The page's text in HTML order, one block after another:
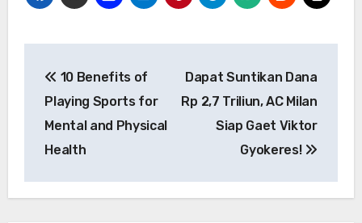
pos
10 Benefits of
Playing Sports for
Mental and Physical
Health
Dapat Suntikan Dana
Rp 2,7 Triliun, AC Milan
Siap Gaet Viktor
Gyokeres!